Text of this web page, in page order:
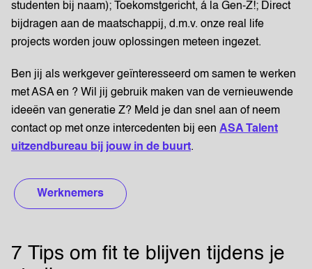
studenten bij naam); Toekomstgericht, á la Gen-Z!; Direct
bijdragen aan de maatschappij, d.m.v. onze real life
projects worden jouw oplossingen meteen ingezet.
Ben jij als werkgever geïnteresseerd om samen te werken
met ASA en ? Wil jij gebruik maken van de vernieuwende
ideeën van generatie Z? Meld je dan snel aan of neem
contact op met onze intercedenten bij een ASA Talent
uitzendbureau bij jouw in de buurt.
Werknemers
7 Tips om fit te blijven tijdens je